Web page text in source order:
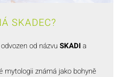
SKADEC?
od názvu SKADIa
mytologii známá jako bohyně